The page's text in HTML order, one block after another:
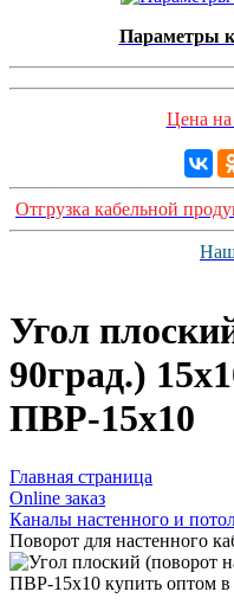
Параметры
Цена на
Отгрузка кабельной
Угол
90град.)
ПВР-15х10
Главная страница
Оnline заказ
Каналы настенного и
Поворот для настенного